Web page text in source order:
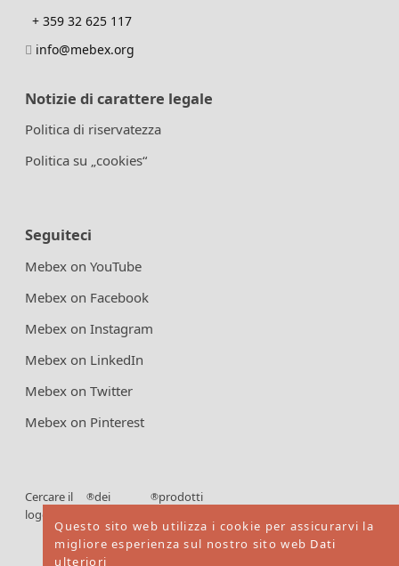
+ 359 32 625 117
info@mebex.org
Notizie di carattere legale
Politica di riservatezza
Politica su „cookies“
Seguiteci
Mebex on YouTube
Mebex on Facebook
Mebex on Instagram
Mebex on LinkedIn
Mebex on Twitter
Mebex on Pinterest
Cercare il
logo FSC
®dei
FSC
®prodotti
Questo sito web utilizza i cookie per assicurarvi la
migliore esperienza sul nostro sito web Dati
ulteriori